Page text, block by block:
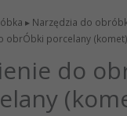
▸ Narzędzia do
obrÓbki porcelany (komet)
do